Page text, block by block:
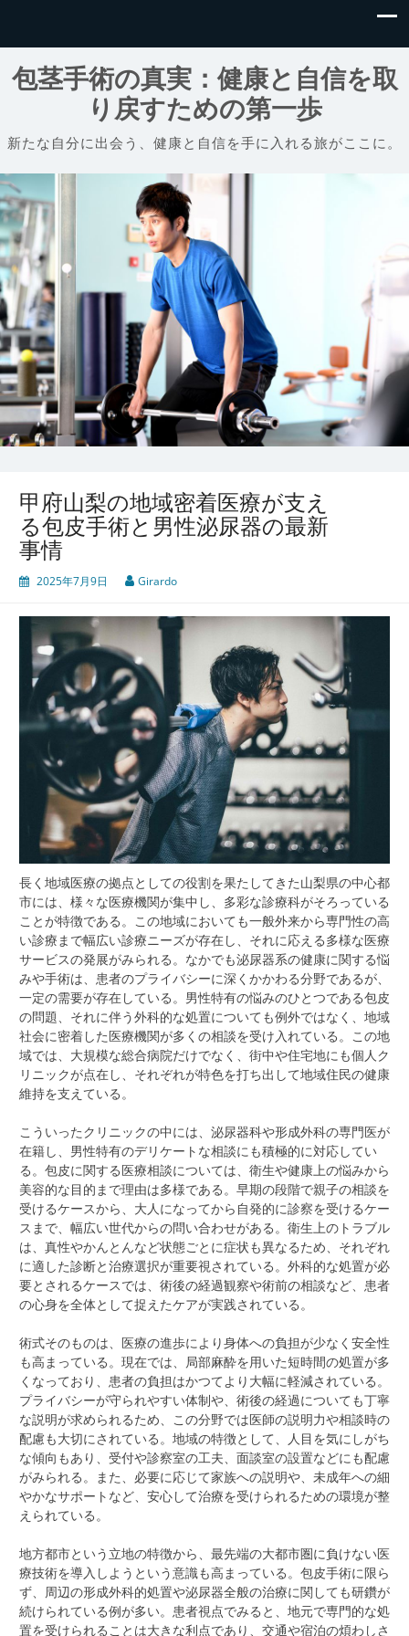
包茎手術の真実：健康と自信を取
り戻すための第一歩
新たな自分に出会う、健康と自信を手に入れる旅がここに。
甲府山梨の地域密着医療が支え
る包皮手術と男性泌尿器の最新
事情
2025年7月9日 Girardo
長く地域医療の拠点としての役割を果たしてきた山梨県の中心都
市には、様々な医療機関が集中し、多彩な診療科がそろっている
ことが特徴である。
この地域においても一般外来から専門性の高
い診療まで幅広い診療ニーズが存在し、それに応える多様な医療
サービスの発展がみられる。なかでも泌尿器系の健康に関する悩
みや手術は、患者のプライバシーに深くかかわる分野であるが、
一定の需要が存在している。男性特有の悩みのひとつである包皮
の問題、それに伴う外科的な処置についても例外ではなく、地域
社会に密着した医療機関が多くの相談を受け入れている。この地
域では、大規模な総合病院だけでなく、街中や住宅地にも個人ク
リニックが点在し、それぞれが特色を打ち出して地域住民の健康
維持を支えている。
こういったクリニックの中には、泌尿器科や形成外科の専門医が
在籍し、男性特有のデリケートな相談にも積極的に対応してい
る。包皮に関する医療相談については、衛生や健康上の悩みから
美容的な目的まで理由は多様である。早期の段階で親子の相談を
受けるケースから、大人になってから自発的に診察を受けるケー
スまで、幅広い世代からの問い合わせがある。衛生上のトラブル
は、真性やかんとんなど状態ごとに症状も異なるため、それぞれ
に適した診断と治療選択が重要視されている。外科的な処置が必
要とされるケースでは、術後の経過観察や術前の相談など、患者
の心身を全体として捉えたケアが実践されている。
術式そのものは、医療の進歩により身体への負担が少なく安全性
も高まっている。現在では、局部麻酔を用いた短時間の処置が多
くなっており、患者の負担はかつてより大幅に軽減されている。
プライバシーが守られやすい体制や、術後の経過についても丁寧
な説明が求められるため、この分野では医師の説明力や相談時の
配慮も大切にされている。地域の特徴として、人目を気にしがち
な傾向もあり、受付や診察室の工夫、面談室の設置などにも配慮
がみられる。また、必要に応じて家族への説明や、未成年への細
やかなサポートなど、安心して治療を受けられるための環境が整
えられている。
地方都市という立地の特徴から、最先端の大都市圏に負けない医
療技術を導入しようという意識も高まっている。包皮手術に限ら
ず、周辺の形成外科的処置や泌尿器全般の治療に関しても研鑽が
続けられている例が多い。患者視点でみると、地元で専門的な処
置を受けられることは大きな利点であり、交通や宿泊の煩わしさ